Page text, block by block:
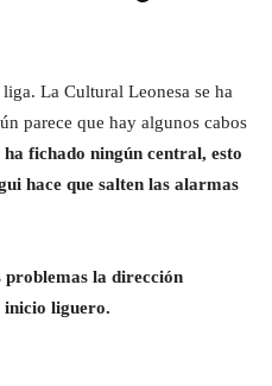
La Cultural Leonesa se ha
parece que hay algunos cabos
fichado ningún central, esto
hace que salten las alarmas
problemas la dirección
inicio liguero.